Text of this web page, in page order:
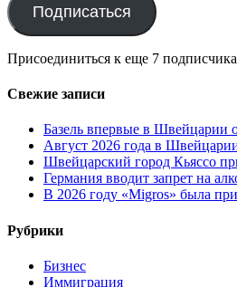
Подписаться
Присоединиться к еще 7
Свежие записи
Базель впервые в Швейцарии
Август 2026 года в
Швейцарский город Кьяссо
Германия вводит запрет на
В 2026 году «Migros» была
Рубрики
Бизнес
Иммиграция